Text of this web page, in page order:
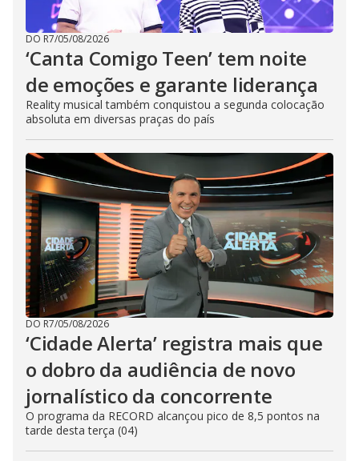
DO R7/05/08/2026
‘Canta Comigo Teen’ tem noite
de emoções e garante liderança
Reality musical também conquistou a segunda colocação
absoluta em diversas praças do país
DO R7/05/08/2026
‘Cidade Alerta’ registra mais que
o dobro da audiência de novo
jornalístico da concorrente
O programa da RECORD alcançou pico de 8,5 pontos na
tarde desta terça (04)